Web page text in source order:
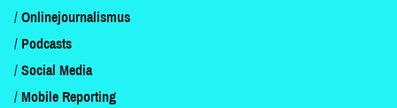
Onlinejournalismus
Podcasts
Social Media
Mobile Reporting